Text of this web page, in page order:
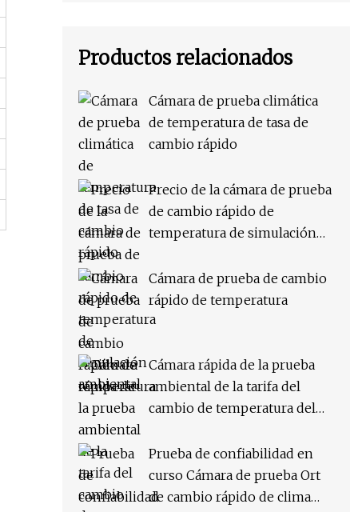
Productos relacionados
Cámara de prueba climática
de temperatura de tasa de
cambio rápido
Precio de la cámara de prueba
de cambio rápido de
temperatura de simulación
Cámara de prueba de cambio
rápido de temperatura
Cámara rápida de la prueba
ambiental de la tarifa del
cambio de temperatura del
Prueba de confiabilidad en
curso Cámara de prueba Ort
de cambio rápido de clima